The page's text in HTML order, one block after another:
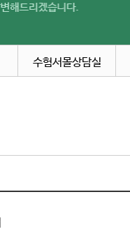
수험서몰상담실